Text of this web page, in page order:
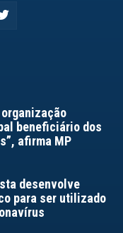
beneficiário dos
afirma MP
desenvolve
para ser utilizado